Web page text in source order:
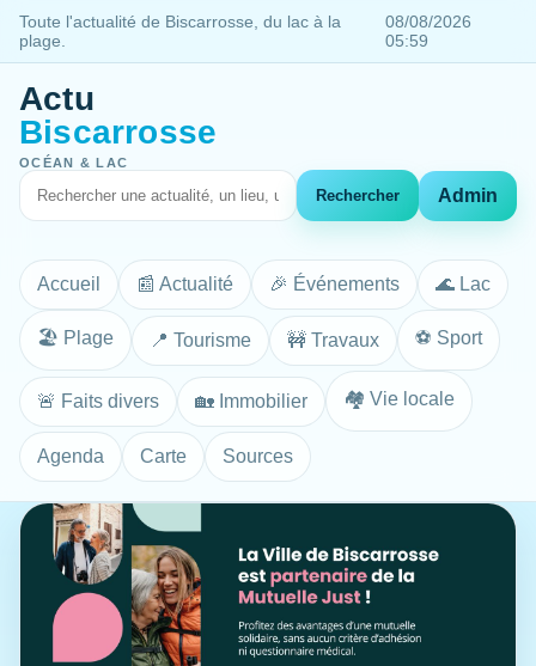
Toute l'actualité de Biscarrosse, du lac à la
plage.
08/08/2026
05:59
Actu
Biscarrosse
OCÉAN & LAC
Rechercher Admin
Accueil 📰 Actualité 🎉 Événements 🌊 Lac
🏖️ Plage 📍 Tourisme 🚧 Travaux ⚽ Sport
🚨 Faits divers 🏡 Immobilier 🏘️ Vie locale
Agenda Carte Sources